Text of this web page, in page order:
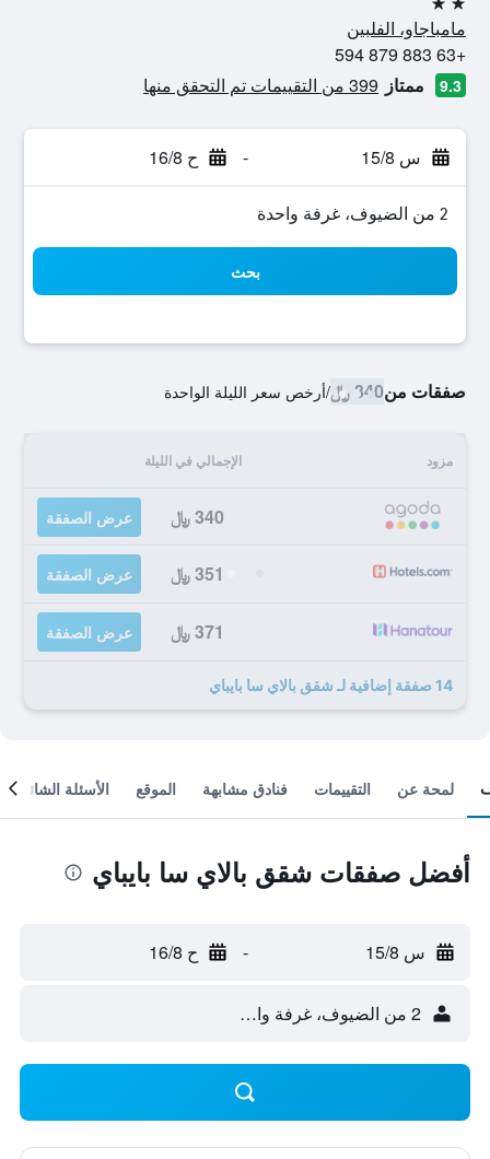
2 نجمتين
مامباجاو، الفلبين
+63 883 879 594
9.3 ممتاز 399 من التقييمات تم التحقق منها
س 15/8 - ح 16/8
2 من الضيوف، غرفة واحدة
بحث
صفقات من340 ﷼ /أرخص سعر الليلة الواحدة
مزود الإجمالي في الليلة
340 ﷼ عرض الصفقة
351 ﷼ عرض الصفقة
371 ﷼ عرض الصفقة
14 صفقة إضافية لـ شقق بالاي سا بايباي
لمحة عن التقييمات فنادق مشابهة الموقع الأسئلة الشائعة
أفضل صفقات شقق بالاي سا بايباي
س 15/8 - ح 16/8
2 من الضيوف، غرفة واحدة